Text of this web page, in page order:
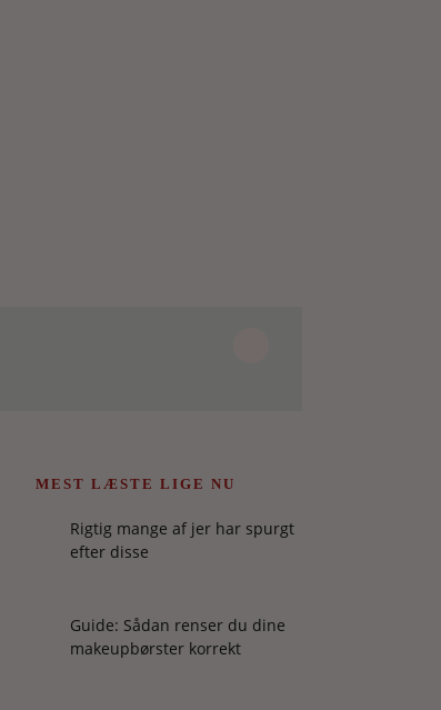
MEST LÆSTE LIGE NU
Rigtig mange af jer har spurgt
efter disse
Guide: Sådan renser du dine
makeupbørster korrekt